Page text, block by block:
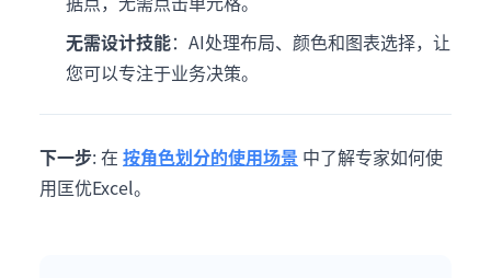
无需设计技能：AI处理布局、颜色和图表选择，让
您可以专注于业务决策。
下一步: 在 按角色划分的使用场景 中了解专家如何使
用匡优Excel。